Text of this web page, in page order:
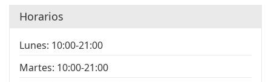
Horarios
Lunes: 10:00-21:00
Martes: 10:00-21:00